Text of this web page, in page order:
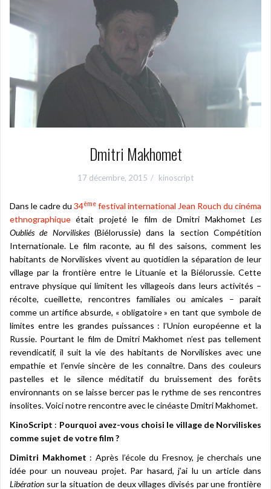
Dmitri Makhomet
17 décembre, 2015 kinoscript
Dans le cadre du 34ème festival international Jean Rouch du cinéma
ethnographique était projeté le film de Dmitri Makhomet Les
Oubliés de Norviliskes(Biélorussie) dans la section Compétition
Internationale. Le film raconte, au fil des saisons, comment les
habitants de Norviliskes vivent au quotidien la séparation de leur
village par la frontière entre le Lituanie et la Biélorussie. Cette
entrave physique qui limitent les villageois dans leurs activités –
récolte, cueillette, rencontres familiales ou amicales – parait
comme un artifice absurde, « obligatoire » en tant que symbole de
limites entre les grandes puissances : l’Union européenne et la
Russie. Pourtant le film de Dmitri Makhomet n’est pas tellement
revendicatif, il suit la vie des habitants de Norviliskes avec une
empathie et l’envie sincère de les connaître. Dans des couleurs
pastelles et le silence méditatif du bruissement des forêts
environnants on se laisse bercer pas le rythme de ses rencontres
insolites. Voici notre rencontre avec le cinéaste Dmitri Makhomet.
KinoScript : Pourquoi avez-vous choisi le village de Norviliskes
comme sujet de votre film ?
Dimitri Makhomet : Après l’école du Fresnoy, je cherchais une
idée pour un nouveau projet. Par hasard, j’ai lu un article dans
Libération sur la situation de deux villages divisés par une frontière